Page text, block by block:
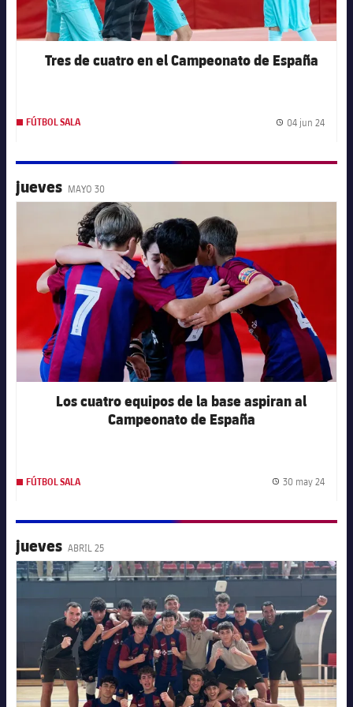
Tres de cuatro en el Campeonato de España
FÚTBOL SALA Fecha
04 jun 24
jueves MAYO 30
Los cuatro equipos de la base aspiran al
Campeonato de España
FÚTBOL SALA Fecha
30 may 24
jueves ABRIL 25
FC Barcelona club badge